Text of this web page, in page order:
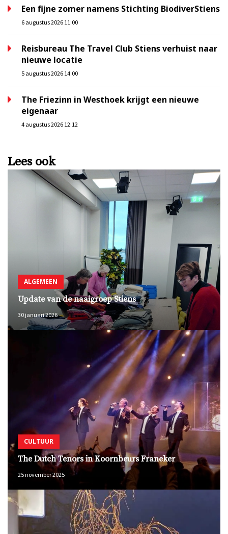
Een fijne zomer namens Stichting BiodiverStiens
6 augustus 2026 11:00
Reisbureau The Travel Club Stiens verhuist naar
nieuwe locatie
5 augustus 2026 14:00
The Friezinn in Westhoek krijgt een nieuwe
eigenaar
4 augustus 2026 12:12
Lees ook
ALGEMEEN
Update van de naaigroep Stiens
30 januari 2026
CULTUUR
The Dutch Tenors in Koornbeurs Franeker
25 november 2025